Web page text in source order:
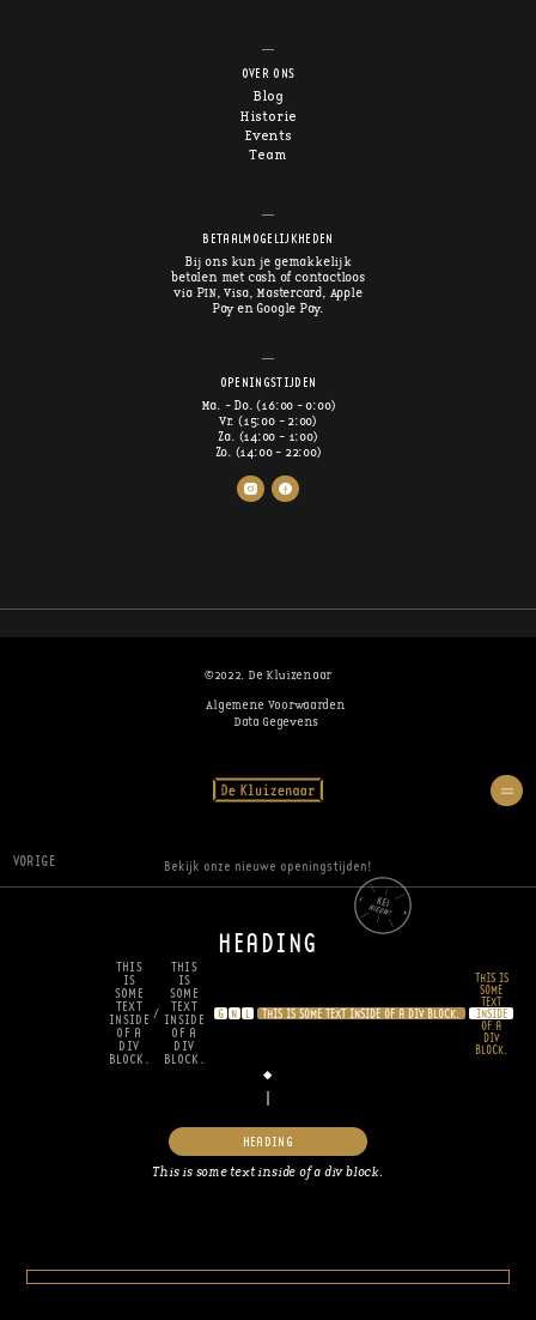
OVER ONS
Blog
Historie
Events
Team
BETAALMOGELIJKHEDEN
Bij ons kun je gemakkelijk
betalen met cash of contactloos
via PIN, Visa, Mastercard, Apple
Pay en Google Pay.
OPENINGSTIJDEN
Ma. - Do. (16:00 - 0:00)
Vr. (15:00 - 2:00)
Za. (14:00 - 1:00)
Zo. (14:00 - 22:00)
©2022. De Kluizenaar
Algemene Voorwaarden
Data Gegevens
Bekijk onze nieuwe openingstijden!
VORIGE
HEADING
THIS
IS
SOME
TEXT
INSIDE
OF A
DIV
BLOCK.
/
THIS
IS
SOME
TEXT
INSIDE
OF A
DIV
BLOCK.
G N L THIS IS SOME TEXT INSIDE OF A DIV BLOCK.
THIS IS
SOME
TEXT
INSIDE
OF A
DIV
BLOCK.
HEADING
This is some text inside of a div block.